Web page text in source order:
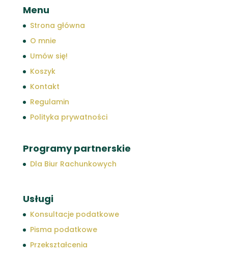
Menu
Strona główna
O mnie
Umów się!
Koszyk
Kontakt
Regulamin
Polityka prywatności
Programy partnerskie
Dla Biur Rachunkowych
Usługi
Konsultacje podatkowe
Pisma podatkowe
Przekształcenia